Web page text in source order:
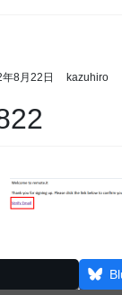
8月22日 kazuhiro